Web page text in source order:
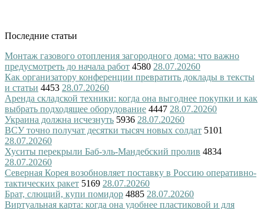
Последние статьи
Монтаж газового отопления загородного дома: что важно
предусмотреть до начала работ 4580 28.07.20260
Как организатору конференции превратить доклады в тексты
и статьи 4453 28.07.20260
Аренда складской техники: когда она выгоднее покупки и как
выбрать подходящее оборудование 4447 28.07.20260
Украина должна исчезнуть 5936 28.07.20260
ВСУ точно получат десятки тысяч новых солдат 5101
28.07.20260
Хуситы перекрыли Баб-эль-Мандебский пролив 4834
28.07.20260
Северная Корея возобновляет поставку в Россию оперативно-
тактических ракет 5169 28.07.20260
Брат, слющий, купи помидор 4885 28.07.20260
Виртуальная карта: когда она удобнее пластиковой и для